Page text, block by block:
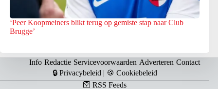
‘Peer Koopmeiners blikt terug op gemiste stap naar Club
Brugge’
Info Redactie Servicevoorwaarden Adverteren Contact
🔒 Privacybeleid | 🍪 Cookiebeleid
🛜 RSS Feeds